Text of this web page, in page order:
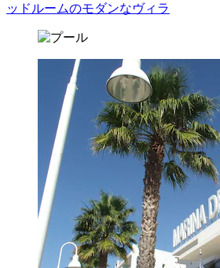
ッドルームのモダンなヴィラ